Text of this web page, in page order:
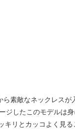
素敵なネックレス
ジしたこのモデルは
リとカッコよく見